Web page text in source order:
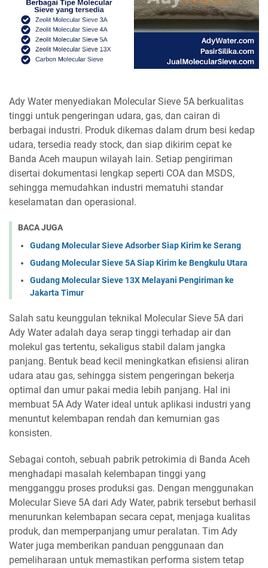
Ady Water menyediakan Molecular Sieve 5A berkualitas
tinggi untuk pengeringan udara, gas, dan cairan di
berbagai industri. Produk dikemas dalam drum besi kedap
udara, tersedia ready stock, dan siap dikirim cepat ke
Banda Aceh maupun wilayah lain. Setiap pengiriman
disertai dokumentasi lengkap seperti COA dan MSDS,
sehingga memudahkan industri mematuhi standar
keselamatan dan operasional.
BACA JUGA
Gudang Molecular Sieve Adsorber Siap Kirim ke Serang
Gudang Molecular Sieve 5A Siap Kirim ke Bengkulu Utara
Gudang Molecular Sieve 13X Melayani Pengiriman ke
Jakarta Timur
Salah satu keunggulan teknikal Molecular Sieve 5A dari
Ady Water adalah daya serap tinggi terhadap air dan
molekul gas tertentu, sekaligus stabil dalam jangka
panjang. Bentuk bead kecil meningkatkan efisiensi aliran
udara atau gas, sehingga sistem pengeringan bekerja
optimal dan umur pakai media lebih panjang. Hal ini
membuat 5A Ady Water ideal untuk aplikasi industri yang
menuntut kelembapan rendah dan kemurnian gas
konsisten.
Sebagai contoh, sebuah pabrik petrokimia di Banda Aceh
menghadapi masalah kelembapan tinggi yang
mengganggu proses produksi gas. Dengan menggunakan
Molecular Sieve 5A dari Ady Water, pabrik tersebut berhasil
menurunkan kelembapan secara cepat, menjaga kualitas
produk, dan memperpanjang umur peralatan. Tim Ady
Water juga memberikan panduan penggunaan dan
pemeliharaan untuk memastikan performa sistem tetap